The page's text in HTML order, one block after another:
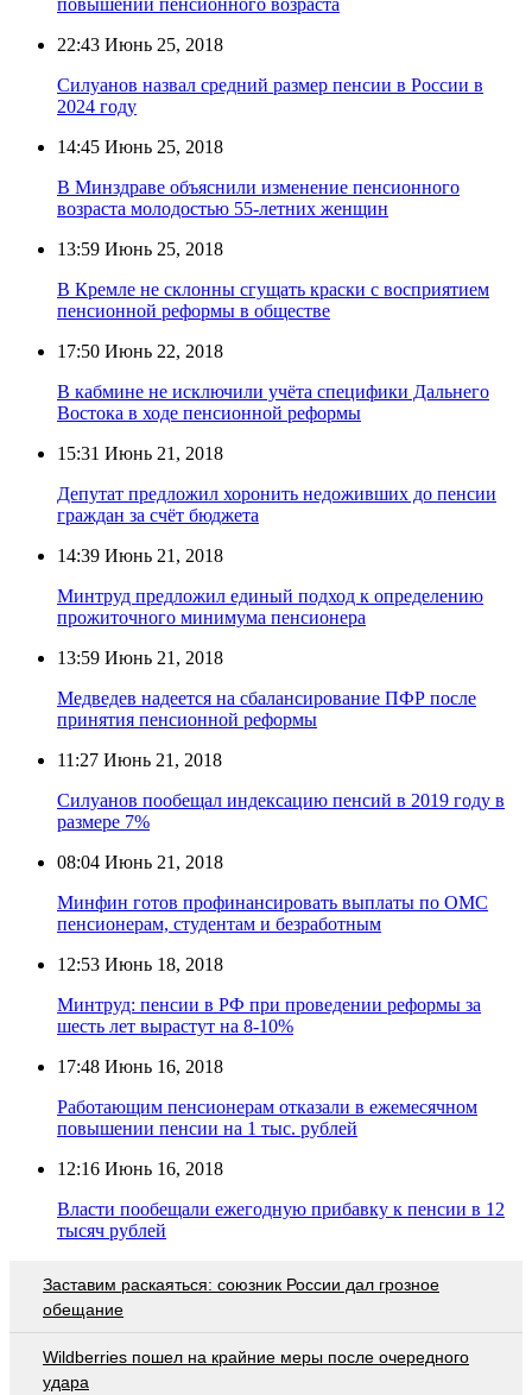
22:43 Июнь 25, 2018
Силуанов назвал средний размер пенсии в России в
2024 году
14:45 Июнь 25, 2018
В Минздраве объяснили изменение пенсионного
возраста молодостью 55-летних женщин
13:59 Июнь 25, 2018
В Кремле не склонны сгущать краски с восприятием
пенсионной реформы в обществе
17:50 Июнь 22, 2018
В кабмине не исключили учёта специфики Дальнего
Востока в ходе пенсионной реформы
15:31 Июнь 21, 2018
Депутат предложил хоронить недоживших до пенсии
граждан за счёт бюджета
14:39 Июнь 21, 2018
Минтруд предложил единый подход к определению
прожиточного минимума пенсионера
13:59 Июнь 21, 2018
Медведев надеется на сбалансирование ПФР после
принятия пенсионной реформы
11:27 Июнь 21, 2018
Силуанов пообещал индексацию пенсий в 2019 году в
размере 7%
08:04 Июнь 21, 2018
Минфин готов профинансировать выплаты по ОМС
пенсионерам, студентам и безработным
12:53 Июнь 18, 2018
Минтруд: пенсии в РФ при проведении реформы за
шесть лет вырастут на 8-10%
17:48 Июнь 16, 2018
Работающим пенсионерам отказали в ежемесячном
повышении пенсии на 1 тыс. рублей
12:16 Июнь 16, 2018
Власти пообещали ежегодную прибавку к пенсии в 12
тысяч рублей
Заставим раскаяться: союзник России дал грозное
обещание
Wildberries пошел на крайние меры после очередного
удара